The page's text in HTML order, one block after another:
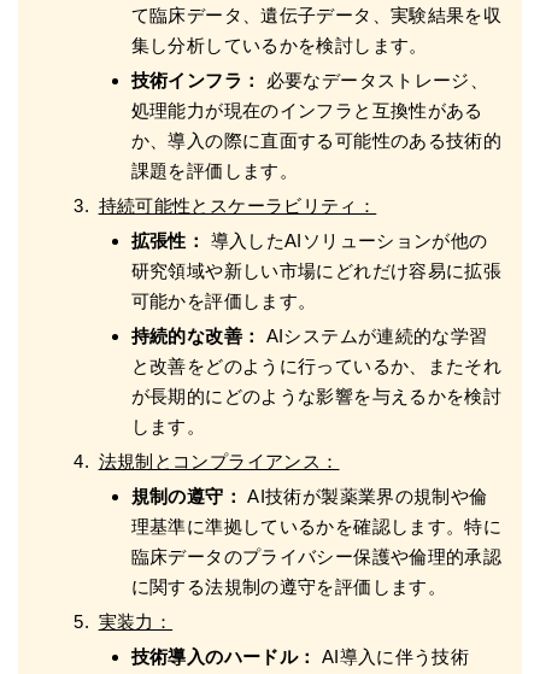
て臨床データ、遺伝子データ、実験結果を収
集し分析しているかを検討します。
技術インフラ：
必要なデータストレージ、
処理能力が現在のインフラと互換性がある
か、導入の際に直面する可能性のある技術的
課題を評価します。
持続可能性とスケーラビリティ：
拡張性：
導入したAIソリューションが他の
研究領域や新しい市場にどれだけ容易に拡張
可能かを評価します。
持続的な改善：
AIシステムが連続的な学習
と改善をどのように行っているか、またそれ
が長期的にどのような影響を与えるかを検討
します。
法規制とコンプライアンス：
規制の遵守： AI技術が製薬業界の規制や倫
理基準に準拠しているかを確認します。特に
臨床データのプライバシー保護や倫理的承認
に関する法規制の遵守を評価します。
実装力：
技術導入のハードル：
AI導入に伴う技術